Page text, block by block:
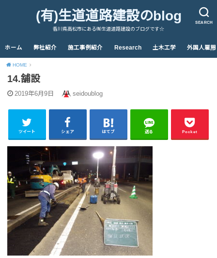
SEARCH
(有)生道道路建設のblog
香川県高松市にある㈲生道道路建設のブログです☆
ホーム 弊社紹介 施工事例紹介 Research 土木工学 外国人雇用
HOME
14.舗設
2019年6月9日 seidoublog
ツイート シェア はてブ 送る Pocket